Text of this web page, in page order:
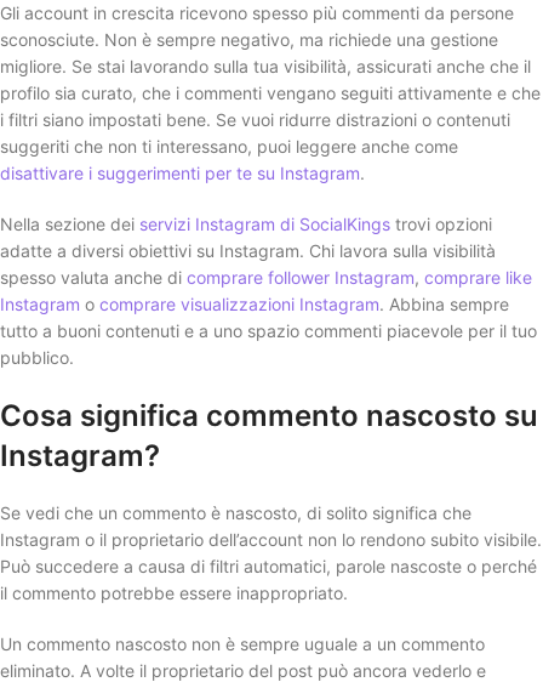
Gli account in crescita ricevono spesso più commenti da persone
sconosciute. Non è sempre negativo, ma richiede una gestione
migliore. Se stai lavorando sulla tua visibilità, assicurati anche che il
profilo sia curato, che i commenti vengano seguiti attivamente e che
i filtri siano impostati bene. Se vuoi ridurre distrazioni o contenuti
suggeriti che non ti interessano, puoi leggere anche come
disattivare i suggerimenti per te su Instagram.
Nella sezione dei servizi Instagram di SocialKings trovi opzioni
adatte a diversi obiettivi su Instagram. Chi lavora sulla visibilità
spesso valuta anche di comprare follower Instagram, comprare like
Instagram o comprare visualizzazioni Instagram. Abbina sempre
tutto a buoni contenuti e a uno spazio commenti piacevole per il tuo
pubblico.
Cosa significa commento nascosto su
Instagram?
Se vedi che un commento è nascosto, di solito significa che
Instagram o il proprietario dell’account non lo rendono subito visibile.
Può succedere a causa di filtri automatici, parole nascoste o perché
il commento potrebbe essere inappropriato.
Un commento nascosto non è sempre uguale a un commento
eliminato. A volte il proprietario del post può ancora vederlo e